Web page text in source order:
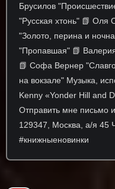
Брусилов
"Русская хтонь" 📗 Оля
"Золото, перина и
"Пропавшая" 📗
📗 Софа Вернер
на вокзале" Музыка,
Kenny «Yonder Hill and
Отправить мне письмо
129347, Москва, а/я 45
#книжныеновинки